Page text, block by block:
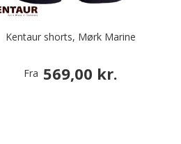
Kentaur shorts, Mørk Marine
Fra 569,00 kr.